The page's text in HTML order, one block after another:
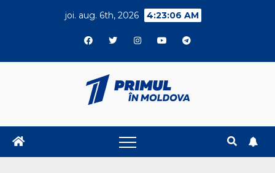
joi. aug. 6th, 2026 4:23:07 AM